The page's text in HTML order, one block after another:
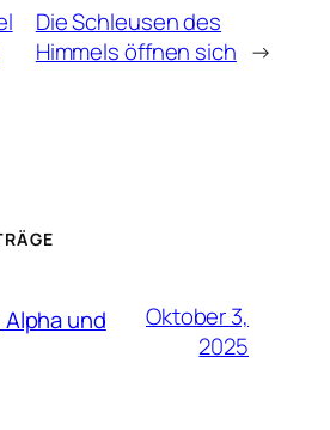
Die Schleusen des
Himmels öffnen sich →
Alpha und
Oktober 3,
2025